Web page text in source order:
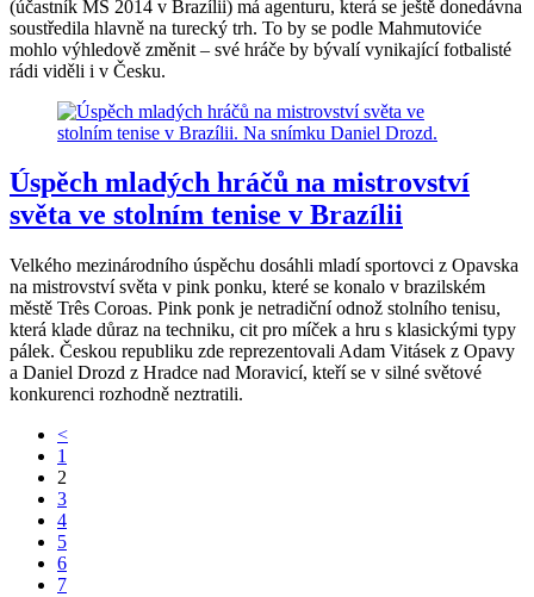
(účastník MS 2014 v Brazílii) má agenturu, která se ještě donedávna
soustředila hlavně na turecký trh. To by se podle Mahmutoviće
mohlo výhledově změnit – své hráče by bývalí vynikající fotbalisté
rádi viděli i v Česku.
Úspěch mladých hráčů na mistrovství
světa ve stolním tenise v Brazílii
Velkého mezinárodního úspěchu dosáhli mladí sportovci z Opavska
na mistrovství světa v pink ponku, které se konalo v brazilském
městě Três Coroas. Pink ponk je netradiční odnož stolního tenisu,
která klade důraz na techniku, cit pro míček a hru s klasickými typy
pálek. Českou republiku zde reprezentovali Adam Vitásek z Opavy
a Daniel Drozd z Hradce nad Moravicí, kteří se v silné světové
konkurenci rozhodně neztratili.
<
1
2
3
4
5
6
7